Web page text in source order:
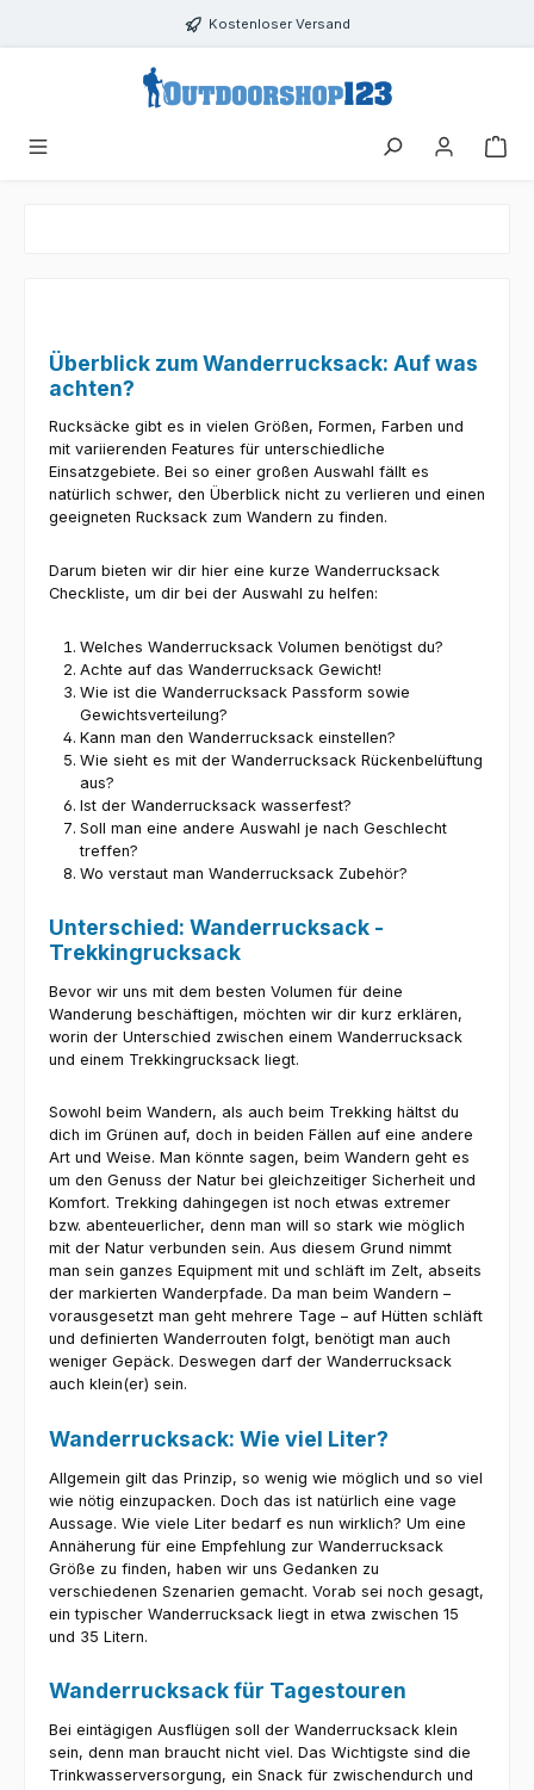
Zum Hauptinhalt springen Kostenloser Versand
Überblick zum Wanderrucksack: Auf was
achten?
Rucksäcke gibt es in vielen Größen, Formen, Farben und
mit variierenden Features für unterschiedliche
Einsatzgebiete. Bei so einer großen Auswahl fällt es
natürlich schwer, den Überblick nicht zu verlieren und einen
geeigneten Rucksack zum Wandern zu finden.
Darum bieten wir dir hier eine kurze Wanderrucksack
Checkliste, um dir bei der Auswahl zu helfen:
Welches Wanderrucksack Volumen benötigst du?
Achte auf das Wanderrucksack Gewicht!
Wie ist die Wanderrucksack Passform sowie
Gewichtsverteilung?
Kann man den Wanderrucksack einstellen?
Wie sieht es mit der Wanderrucksack Rückenbelüftung
aus?
Ist der Wanderrucksack wasserfest?
Soll man eine andere Auswahl je nach Geschlecht
treffen?
Wo verstaut man Wanderrucksack Zubehör?
Unterschied: Wanderrucksack -
Trekkingrucksack
Bevor wir uns mit dem besten Volumen für deine
Wanderung beschäftigen, möchten wir dir kurz erklären,
worin der Unterschied zwischen einem Wanderrucksack
und einem Trekkingrucksack liegt.
Sowohl beim Wandern, als auch beim Trekking hältst du
dich im Grünen auf, doch in beiden Fällen auf eine andere
Art und Weise. Man könnte sagen, beim Wandern geht es
um den Genuss der Natur bei gleichzeitiger Sicherheit und
Komfort. Trekking dahingegen ist noch etwas extremer
bzw. abenteuerlicher, denn man will so stark wie möglich
mit der Natur verbunden sein. Aus diesem Grund nimmt
man sein ganzes Equipment mit und schläft im Zelt, abseits
der markierten Wanderpfade. Da man beim Wandern –
vorausgesetzt man geht mehrere Tage – auf Hütten schläft
und definierten Wanderrouten folgt, benötigt man auch
weniger Gepäck. Deswegen darf der Wanderrucksack
auch klein(er) sein.
Wanderrucksack: Wie viel Liter?
Allgemein gilt das Prinzip, so wenig wie möglich und so viel
wie nötig einzupacken. Doch das ist natürlich eine vage
Aussage. Wie viele Liter bedarf es nun wirklich? Um eine
Annäherung für eine Empfehlung zur Wanderrucksack
Größe zu finden, haben wir uns Gedanken zu
verschiedenen Szenarien gemacht. Vorab sei noch gesagt,
ein typischer Wanderrucksack liegt in etwa zwischen 15
und 35 Litern.
Wanderrucksack für Tagestouren
Bei eintägigen Ausflügen soll der Wanderrucksack klein
sein, denn man braucht nicht viel. Das Wichtigste sind die
Trinkwasserversorgung, ein Snack für zwischendurch und